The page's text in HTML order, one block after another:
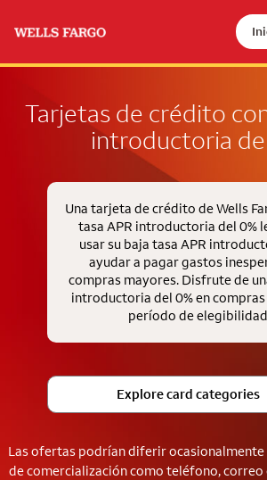
Tarjetas de crédito
introductoria
Una tarjeta de crédito de Wells
tasa APR introductoria del 0%
usar su baja tasa APR
ayudar a pagar gastos
compras mayores. Disfrute de
introductoria del 0% en
período de
Explore card categories
Las ofertas podrían diferir ocasionalmente
de comercialización como teléfono,